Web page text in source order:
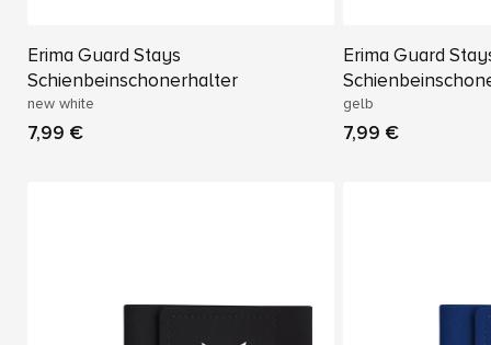
Erima Guard Stays
Schienbeinschonerhalter
new white
7,99 €
Erima Guard
gelb
7,99 €